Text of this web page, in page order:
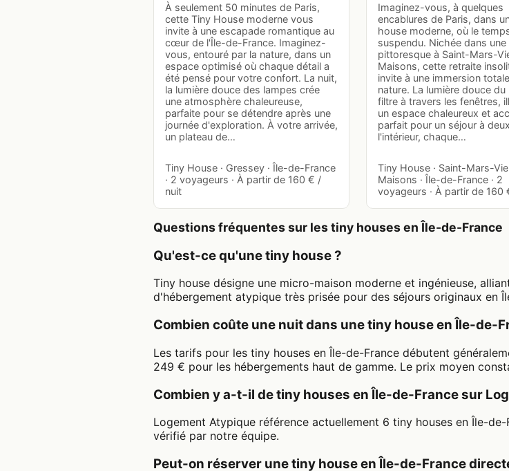
À seulement 50 minutes de Paris,
cette Tiny House moderne vous
invite à une escapade romantique au
cœur de l'Île-de-France. Imaginez-
vous, entouré par la nature, dans un
espace optimisé où chaque détail a
été pensé pour votre confort. La nuit,
la lumière douce des lampes crée
une atmosphère chaleureuse,
parfaite pour se détendre après une
journée d'exploration. À votre arrivée,
un plateau de…
Tiny House · Gressey · Île-de-France
· 2 voyageurs · À partir de 160 € /
nuit
Imaginez-vous, à quelques
encablures de Paris, dans
house moderne, où le
suspendu. Nichée dans
pittoresque à Saint-Mars-
Maisons, cette retraite
invite à une immersion
nature. La lumière douce du
filtre à travers les fenêtres,
un espace chaleureux et
parfait pour un séjour à
l'intérieur, chaque…
Tiny House · Saint-Mars-
Maisons · Île-de-France · 2
voyageurs · À partir de 160
Questions fréquentes sur les tiny houses en Île-de-France
Qu'est-ce qu'une tiny house ?
Tiny house désigne une micro-maison moderne et ingénieuse,
d'hébergement atypique très prisée pour des séjours originaux en
Combien coûte une nuit dans une tiny house en Île-de-
Les tarifs pour les tiny houses en Île-de-France débutent
249 € pour les hébergements haut de gamme. Le prix moyen
Combien y a-t-il de tiny houses en Île-de-France sur
Logement Atypique référence actuellement 6 tiny houses en Île-
vérifié par notre équipe.
Peut-on réserver une tiny house en Île-de-France